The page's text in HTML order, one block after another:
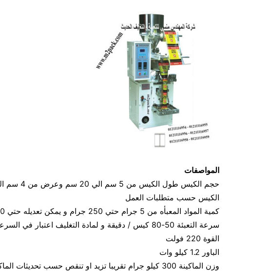
المواصفات
الكيس حسب متطلبات العمل
كمية المواد المعبأه من 5 جرام حتي 250 جرام و يمكن تعديله حتي 500 جرام
سرعة التعبئة 50-80 كيس / دقيقة و لمادة التغليف اعتبار في السرعه
القوة 220 فولت
الباور 1.2 كيلو وات
وزن الماكينة 300 كيلو جرام تقريبا تزيد او تنقص حسب تحديثات الماكينة